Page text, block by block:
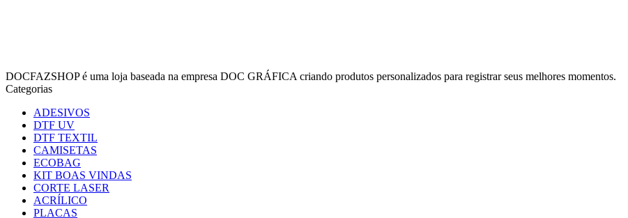
DOCFAZSHOP é uma loja baseada na empresa DOC GRÁFICA criando produtos personalizados para registrar seus melhores momentos.
Categorias
ADESIVOS
DTF UV
DTF TEXTIL
CAMISETAS
ECOBAG
KIT BOAS VINDAS
CORTE LASER
ACRÍLICO
PLACAS